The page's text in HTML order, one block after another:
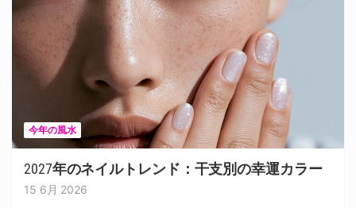
今年の風水
2027年のネイルトレンド：干支別の幸運カラー
15 6月 2026